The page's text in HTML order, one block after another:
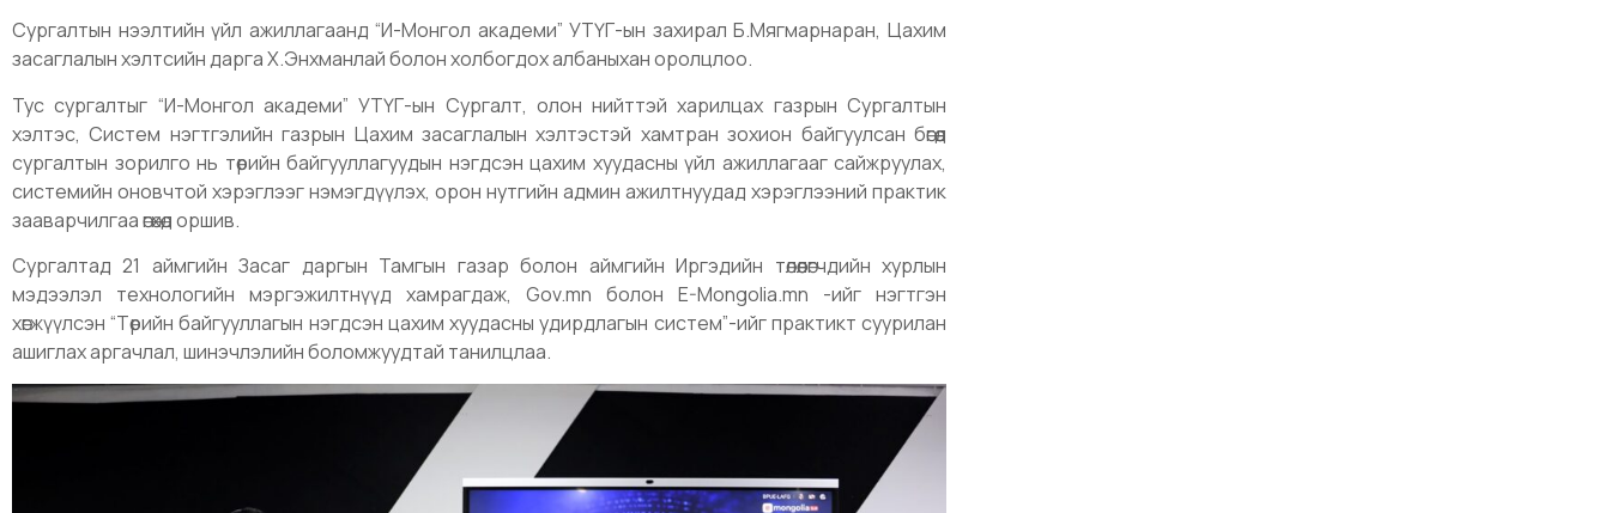
Сургалтын нээлтийн үйл ажиллагаанд “И-Монгол академи” УТҮГ-ын захирал Б.Мягмарнаран, Цахим
засаглалын хэлтсийн дарга Х.Энхманлай болон холбогдох албаныхан оролцлоо.
Тус сургалтыг “И-Монгол академи” УТҮГ-ын Сургалт, олон нийттэй харилцах газрын Сургалтын
хэлтэс, Систем нэгтгэлийн газрын Цахим засаглалын хэлтэстэй хамтран зохион байгуулсан бөгөөд
сургалтын зорилго нь төрийн байгууллагуудын нэгдсэн цахим хуудасны үйл ажиллагааг сайжруулах,
системийн оновчтой хэрэглээг нэмэгдүүлэх, орон нутгийн админ ажилтнуудад хэрэглээний практик
зааварчилгаа өгөхөд оршив.
Сургалтад 21 аймгийн Засаг даргын Тамгын газар болон аймгийн Иргэдийн төлөөлөгчдийн хурлын
мэдээлэл технологийн мэргэжилтнүүд хамрагдаж, Gov.mn болон E-Mongolia.mn -ийг нэгтгэн
хөгжүүлсэн “Төрийн байгууллагын нэгдсэн цахим хуудасны удирдлагын систем”-ийг практикт суурилан
ашиглах аргачлал, шинэчлэлийн боломжуудтай танилцлаа.